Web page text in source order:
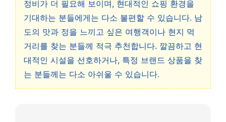
정비가 더 필요해 보이며, 현대적인 쇼핑 환경을
기대하는 분들에게는 다소 불편할 수 있습니다. 남
도의 맛과 정을 느끼고 싶은 여행객이나 현지 먹
거리를 찾는 분들께 적극 추천합니다. 깔끔하고 현
대적인 시설을 선호하거나, 특정 브랜드 상품을 찾
는 분들께는 다소 아쉬울 수 있습니다.